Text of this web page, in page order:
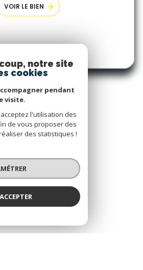
VOIR LE BIEN
notre site
cookies
pendant
visite.
l'utilisation des
de vous proposer des
des statistiques !